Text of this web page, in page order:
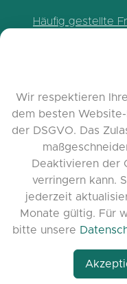
Häufig gestellte
Release Notes
© 2026
vorbehalten
Wir respektieren
dem besten
der DSGVO. Das
Deaktivieren der
verringern kann.
jederzeit
Monate gültig. Für
bitte unsere